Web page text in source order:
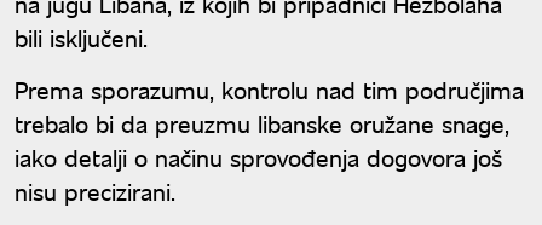
bili isključeni.
Prema sporazumu, kontrolu nad tim područjima
trebalo bi da preuzmu libanske oružane snage,
iako detalji o načinu sprovođenja dogovora još
nisu precizirani.